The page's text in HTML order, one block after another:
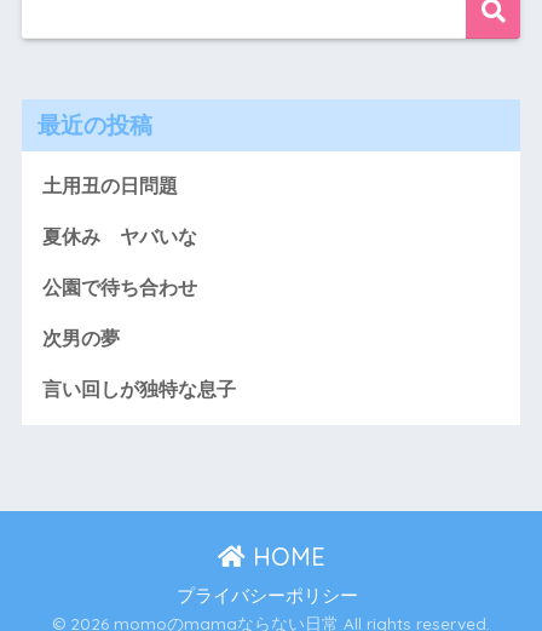
最近の投稿
土用丑の日問題
夏休み ヤバいな
公園で待ち合わせ
次男の夢
言い回しが独特な息子
HOME
プライバシーポリシー
© 2026 momoのmamaならない日常 All rights reserved.